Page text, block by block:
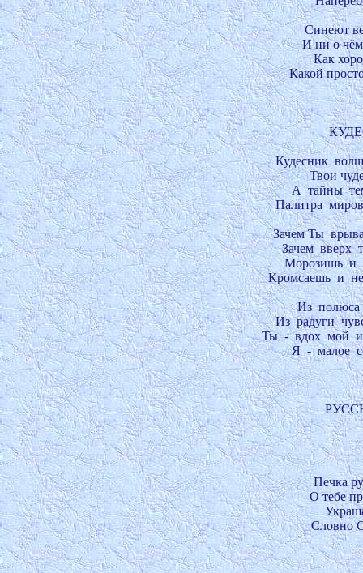
Синеют
И ни о чём
Как
Какой
Кудесник
Твои
А  тайны
Палитра
Зачем Ты
Зачем  вверх
Морозишь  и
Кромсаешь  и
Из  полюса
Из  радуги
Ты  -  вдох  мой
Я  -  малое
Печка
О тебе
Словно